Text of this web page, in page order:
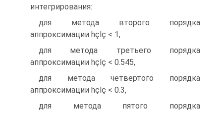
интегрирования:
для метода второго порядка
аппроксимации hçlç < 1,
для метода третьего порядка
аппроксимации hçlç < 0.545,
для метода четвертого порядка
аппроксимации hçlç < 0.3,
для метода пятого порядка